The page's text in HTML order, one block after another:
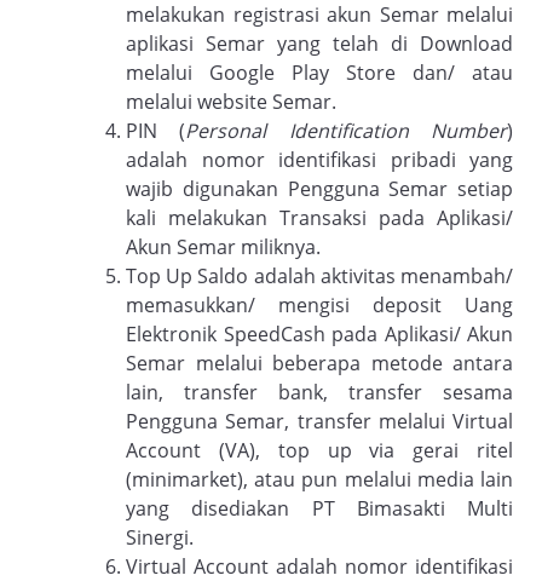
melakukan registrasi akun Semar melalui
aplikasi Semar yang telah di Download
melalui Google Play Store dan/ atau
melalui website Semar.
PIN (Personal Identification Number)
adalah nomor identifikasi pribadi yang
wajib digunakan Pengguna Semar setiap
kali melakukan Transaksi pada Aplikasi/
Akun Semar miliknya.
Top Up Saldo adalah aktivitas menambah/
memasukkan/ mengisi deposit Uang
Elektronik SpeedCash pada Aplikasi/ Akun
Semar melalui beberapa metode antara
lain, transfer bank, transfer sesama
Pengguna Semar, transfer melalui Virtual
Account (VA), top up via gerai ritel
(minimarket), atau pun melalui media lain
yang disediakan PT Bimasakti Multi
Sinergi.
Virtual Account adalah nomor identifikasi